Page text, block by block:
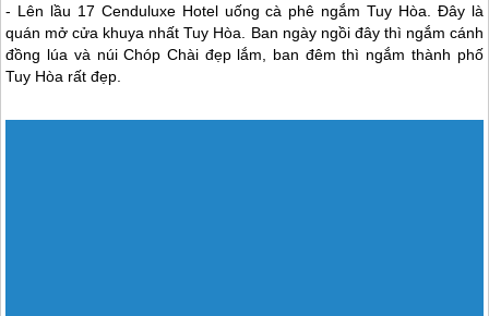
- Lên lầu 17 Cenduluxe Hotel uống cà phê ngắm Tuy Hòa. Đây là
quán mở cửa khuya nhất Tuy Hòa. Ban ngày ngồi đây thì ngắm cánh
đồng lúa và núi Chóp Chài đẹp lắm, ban đêm thì ngắm thành phố
Tuy Hòa rất đẹp.